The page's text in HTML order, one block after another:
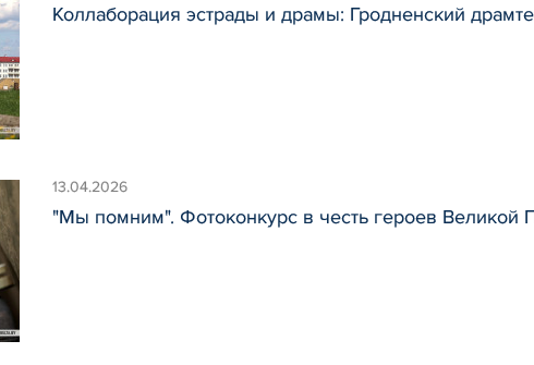
Коллаборация эстрады и драмы: Гродненский
13.04.2026
"Мы помним". Фотоконкурс в честь героев Великой